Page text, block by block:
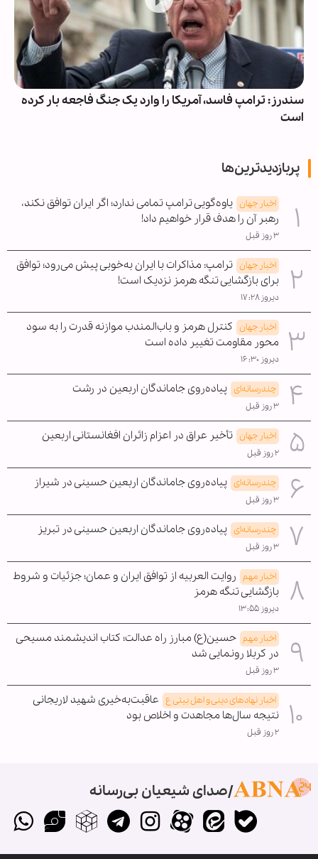
سندرز: ترامپ فاسد، آمریکا را وارد یک جنگ فاجعه بار کرده
است
پربازدیدترین‌ها
اخبار جهان یاوه‌گویی ترامپ تمامی ندارد؛ اگر ایران توافق نکند،
رهبر آن را هدف قرار خواهیم داد!
۳ روز قبل
اخبار جهان ترامپ: مذاکرات با ایران به‌خوبی پیش می‌رود؛ توافق
برای بازگشایی تنگه هرمز نزدیک است!
دیروز ۱۷:۲۸
اخبار جهان کنترل هرمز و باب‌المندب موازنه قدرت را به سود
محور مقاومت تغییر داده است
دیروز ۱۶:۳۰
چندرسانه‌ای پیاده‌روی جاماندگان اربعین در رشت
۳ روز قبل
اخبار جهان تأخیر عراق در اعزام زائران افغانستانی اربعین
۲ روز قبل
چندرسانه‌ای پیاده‌روی جاماندگان اربعین حسینی در شیراز
۳ روز قبل
چندرسانه‌ای پیاده‌روی جاماندگان اربعین حسینی در تبریز
۳ روز قبل
اخبار مهم روایت العربیه از توافق ایران و عمان؛ جزئیات و شروط
بازگشایی تنگه هرمز
دیروز ۱۳:۵۵
اخبار مهم حسین(ع) مبارز راه عدالت؛ کتاب اندیشمند مسیحی
در کربلا رونمایی شد
۳ روز قبل
اخبار نهادهای دینی و اهل بیتی ع عاقبت‌به‌خیری شهید لاریجانی
نتیجه سال‌ها مجاهدت و اخلاص بود
۲ روز قبل
صدای شیعیان بی‌رسانه